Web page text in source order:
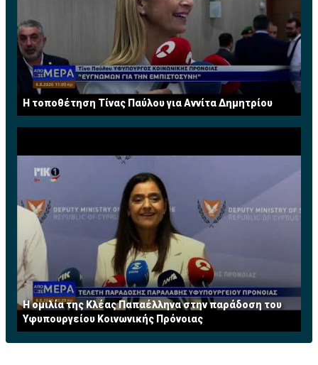
H τοποθέτηση Τίνας Παύλου για Αννίτα Δημητρίου
Η ομιλία της Κλέας Παπαέλληνα στην παράδοση του
Υφυπουργείου Κοινωνικής Πρόνοιας